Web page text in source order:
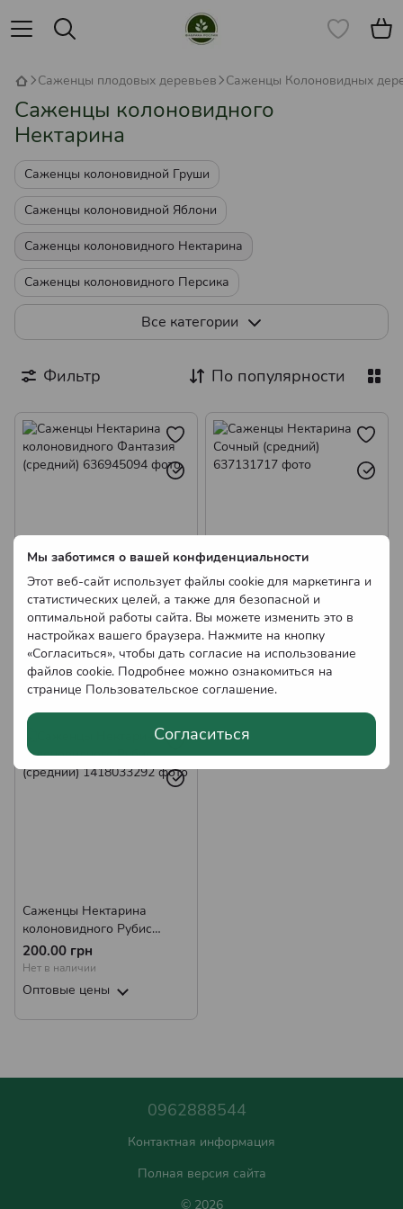
Мы заботимся о вашей конфиденциальности
Этот веб-сайт использует файлы cookie для маркетинга и
статистических целей, а также для безопасной и
оптимальной работы сайта. Вы можете изменить это в
настройках вашего браузера. Нажмите на кнопку
«Согласиться», чтобы дать согласие на использование
файлов cookie. Подробнее можно ознакомиться на
странице Пользовательское соглашение.
Согласиться
Саженцы плодовых деревьев Саженцы Колоновидных
Саженцы колоновидного
Нектарина
Саженцы колоновидной Груши
Саженцы колоновидной Яблони
Саженцы колоновидного Нектарина
Саженцы колоновидного Персика
Саженцы колоновидной Черешни
Саженцы колоновидной Алычи
Саженцы колоновидной Вишни
Саженцы колоновидного Абрикоса
Все категории
Фильтр По популярности
Саженцы Нектарина
колоновидного Фантазия
(средний)
200.00 грн
Нет в наличии
Оптовые цены
Саженцы Нектарина
Сочный (средний)
200.00 грн
Нет в наличии
Саженцы Нектарина
колоновидного Рубис
(средний)
200.00 грн
Нет в наличии
Оптовые цены
0962888544
Контактная информация
Полная версия сайта
© 2026